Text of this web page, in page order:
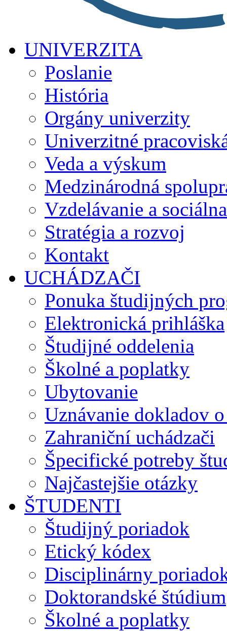
UNIVERZITA
Poslanie
História
Orgány univerzity
Univerzitné
Veda a výskum
Medzinárodná
Vzdelávanie a
Stratégia a rozvoj
Kontakt
UCHÁDZAČI
Ponuka študijných
Elektronická prihláška
Študijné oddelenia
Školné a poplatky
Ubytovanie
Uznávanie dokladov
Zahraniční uchádzači
Špecifické potreby
Najčastejšie otázky
ŠTUDENTI
Študijný poriadok
Etický kódex
Disciplinárny
Doktorandské štúdium
Školné a poplatky